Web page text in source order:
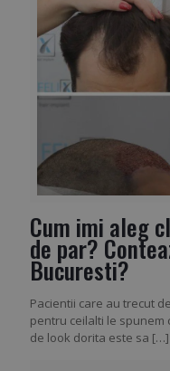
Cum imi aleg
de par?
Bucuresti?
Pacientii care au trecut
pentru ceilalti le spunem
de look dorita este sa […]